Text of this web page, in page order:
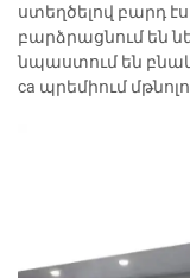
ստեղծելով բարդ
բարձրացնում են
նպաստում են
ca պրեմիում